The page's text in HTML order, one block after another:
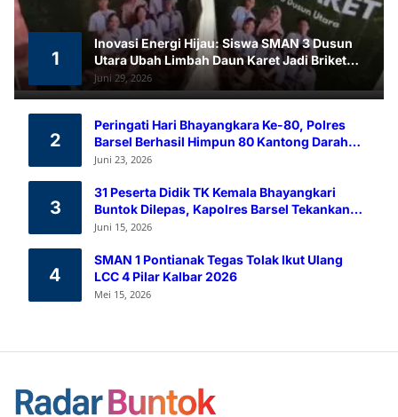
1
Inovasi Energi Hijau: Siswa SMAN 3 Dusun
Utara Ubah Limbah Daun Karet Jadi Briket
Ramah Lingkungan
Juni 29, 2026
2
Peringati Hari Bhayangkara Ke-80, Polres
Barsel Berhasil Himpun 80 Kantong Darah
Melalui Aksi Donor Darah
Juni 23, 2026
3
31 Peserta Didik TK Kemala Bhayangkari
Buntok Dilepas, Kapolres Barsel Tekankan
Pendidikan Karakter
Juni 15, 2026
4
SMAN 1 Pontianak Tegas Tolak Ikut Ulang
LCC 4 Pilar Kalbar 2026
Mei 15, 2026